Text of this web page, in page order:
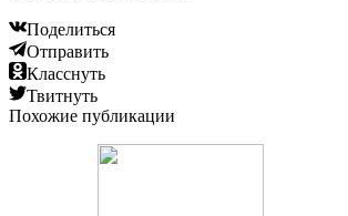
Поделиться
Отправить
Класснуть
Твитнуть
Похожие публикации